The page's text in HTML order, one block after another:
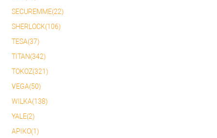
SECUREMME(22)
SHERLOCK(106)
TESA(37)
TITAN(342)
TOKOZ(321)
VEGA(50)
WILKA(138)
YALE(2)
АРІКО(1)